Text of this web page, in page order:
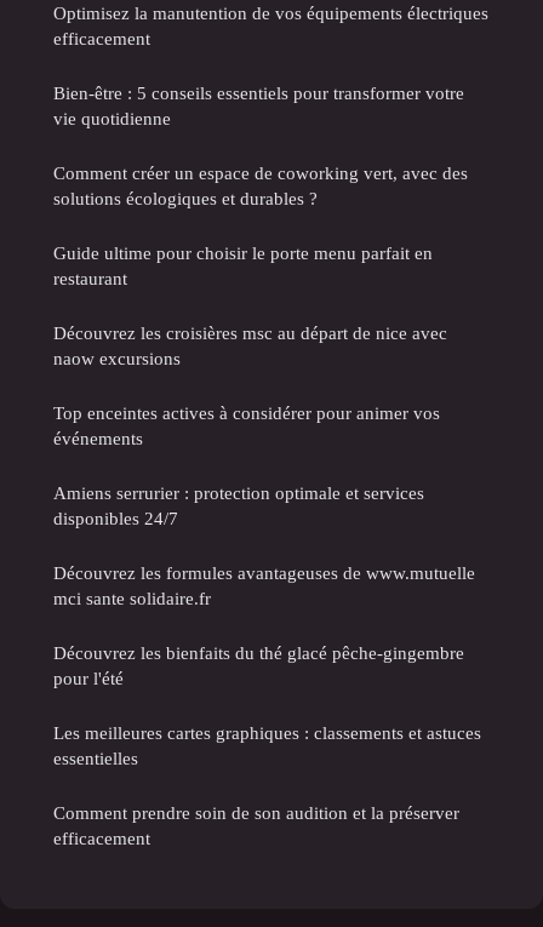
Optimisez la manutention de vos équipements électriques
efficacement
Bien-être : 5 conseils essentiels pour transformer votre
vie quotidienne
Comment créer un espace de coworking vert, avec des
solutions écologiques et durables ?
Guide ultime pour choisir le porte menu parfait en
restaurant
Découvrez les croisières msc au départ de nice avec
naow excursions
Top enceintes actives à considérer pour animer vos
événements
Amiens serrurier : protection optimale et services
disponibles 24/7
Découvrez les formules avantageuses de www.mutuelle
mci sante solidaire.fr
Découvrez les bienfaits du thé glacé pêche-gingembre
pour l'été
Les meilleures cartes graphiques : classements et astuces
essentielles
Comment prendre soin de son audition et la préserver
efficacement